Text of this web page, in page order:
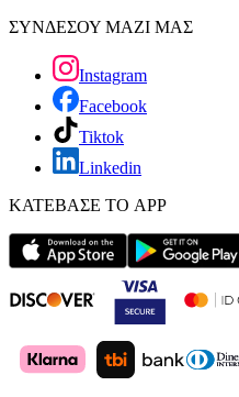
ΣΥΝΔΕΣΟΥ ΜΑΖΙ ΜΑΣ
Instagram
Facebook
Tiktok
Linkedin
ΚΑΤΕΒΑΣΕ ΤΟ APP